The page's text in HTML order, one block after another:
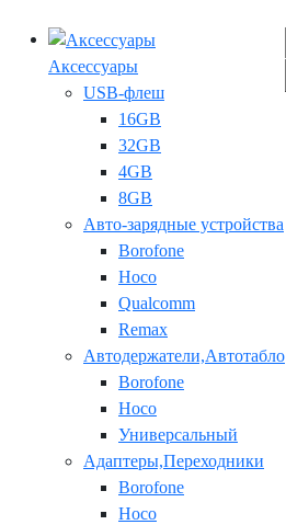
Аксессуары
USB-флеш
16GB
32GB
4GB
8GB
Авто-зарядные устройства
Borofone
Hoco
Qualcomm
Remax
Автодержатели,Автотабло
Borofone
Hoco
Универсальный
Адаптеры,Переходники
Borofone
Hoco